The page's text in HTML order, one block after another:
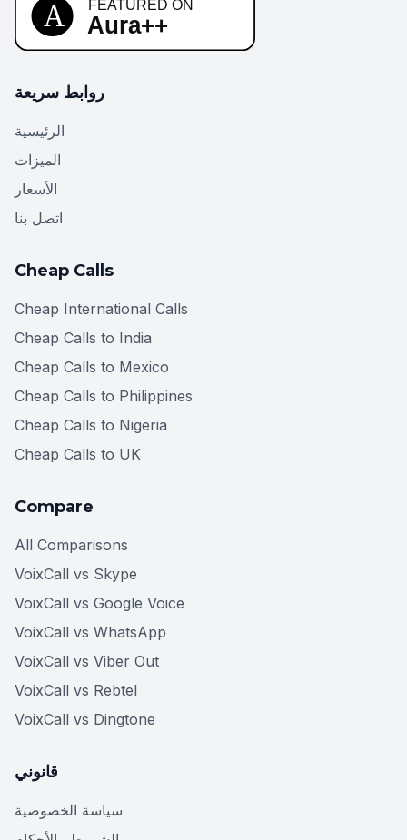
روابط سريعة
الرئيسية
الميزات
الأسعار
اتصل بنا
Cheap Calls
Cheap International Calls
Cheap Calls to India
Cheap Calls to Mexico
Cheap Calls to Philippines
Cheap Calls to Nigeria
Cheap Calls to UK
Compare
All Comparisons
VoixCall vs Skype
VoixCall vs Google Voice
VoixCall vs WhatsApp
VoixCall vs Viber Out
VoixCall vs Rebtel
VoixCall vs Dingtone
قانوني
سياسة الخصوصية